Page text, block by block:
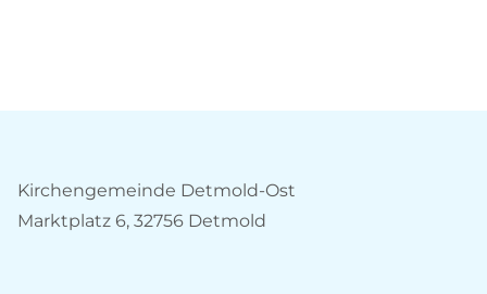
Kirchengemeinde Detmold-Ost
Marktplatz 6, 32756 Detmold